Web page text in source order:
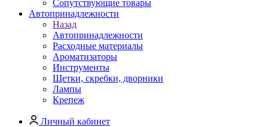
Сопутствующие товары
Автопринадлежности
Назад
Автопринадлежности
Расходные материалы
Ароматизаторы
Инструменты
Щетки, скребки, дворники
Лампы
Крепеж
Личный кабинет